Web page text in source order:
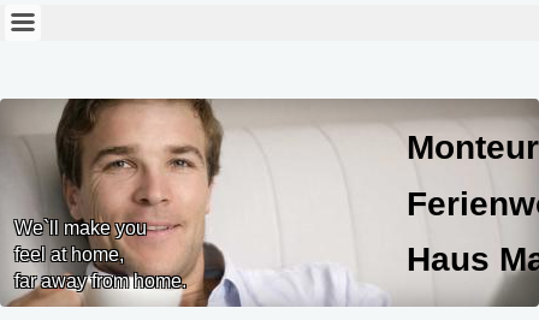
We`ll make you
feel at home,
far away from home.
Haus
Haus Marlies